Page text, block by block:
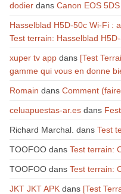
dodierdans Canon EOS
Hasselblad H5D-50c Wi-Fi :
Test terrain: Hasselblad
xuper tv appdans [Test
gamme qui vous en donne
Romain dans Comment
celuapuestas-ar.esdans
Richard Marchal. dans Test
TOOFOOdans Test terrain:
TOOFOOdans Test terrain:
JKT JKT APKdans [Test